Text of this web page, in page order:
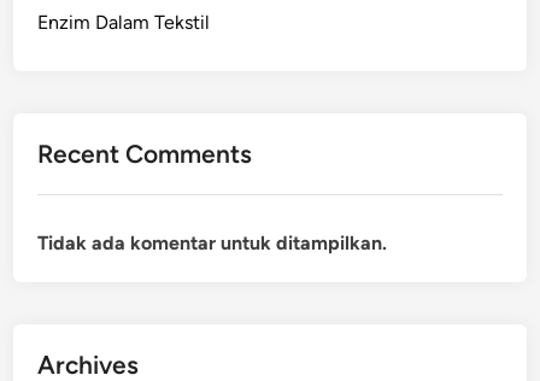
Enzim Dalam Tekstil
Recent Comments
Tidak ada komentar untuk ditampilkan.
Archives